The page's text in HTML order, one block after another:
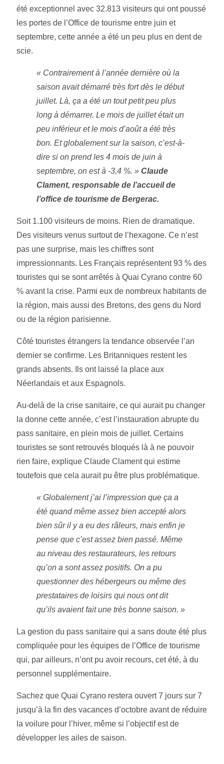
été exceptionnel avec 32.813 visiteurs qui ont poussé
les portes de l’Office de tourisme entre juin et
septembre, cette année a été un peu plus en dent de
scie.
« Contrairement à l’année dernière où la
saison avait démarré très fort dès le début
juillet. Là, ça a été un tout petit peu plus
long à démarrer. Le mois de juillet était un
peu inférieur et le mois d’août a été très
bon. Et globalement sur la saison, c’est-à-
dire si on prend les 4 mois de juin à
septembre, on est à -3,4 %. » Claude
Clament, responsable de l’accueil de
l’office de tourisme de Bergerac.
Soit 1.100 visiteurs de moins. Rien de dramatique.
Des visiteurs venus surtout de l’hexagone. Ce n’est
pas une surprise, mais les chiffres sont
impressionnants. Les Français représentent 93 % des
touristes qui se sont arrêtés à Quai Cyrano contre 60
% avant la crise. Parmi eux de nombreux habitants de
la région, mais aussi des Bretons, des gens du Nord
ou de la région parisienne.
Côté touristes étrangers la tendance observée l’an
dernier se confirme. Les Britanniques restent les
grands absents. Ils ont laissé la place aux
Néerlandais et aux Espagno ls.
Au-delà de la crise sanitaire, ce qui aurait pu changer
la donne cette année, c’est l’instauration abrupte du
pass sanitaire, en plein mois de juillet. Certains
touristes se sont retrouvés bloqués là à ne pouvoir
rien faire, explique Claude Clament qui estime
toutefois que cela aurait pu être plus problématique.
« Globalement j’ai l’impression que ça a
été quand même assez bien accepté alors
bien sûr il y a eu des râleurs, mais enfin je
pense que c’est assez bien passé. Même
au niveau des restaurateurs, les retours
qu’on a sont assez positifs. On a pu
questionner des hébergeurs ou même des
prestataires de loisirs qui nous ont dit
qu’ils avaient fait une très bonne saison. »
La gestion du pass sanitaire qui a sans doute été plus
compliquée pour les équipes de l’Office de tourisme
qui, par ailleurs, n’ont pu avoir recours, cet été, à du
personnel supplémentaire.
Sachez que Quai Cyrano restera ouvert 7 jours sur 7
jusqu’à la fin des vacances d’octobre avant de réduire
la voilure pour l’hiver, même si l’objectif est de
développer les ailes de saison.